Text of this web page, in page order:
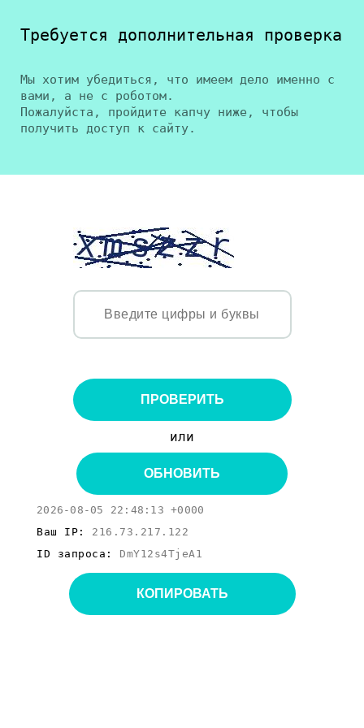
Требуется дополнительная проверка
Мы хотим убедиться, что имеем дело именно с
вами, а не с роботом.
Пожалуйста, пройдите капчу ниже, чтобы
получить доступ к сайту.
ПРОВЕРИТЬ
или
ОБНОВИТЬ
2026-08-05 22:48:13 +0000
Ваш IP: 216.73.217.122
ID запроса: DmY12s4TjeA1
КОПИРОВАТЬ